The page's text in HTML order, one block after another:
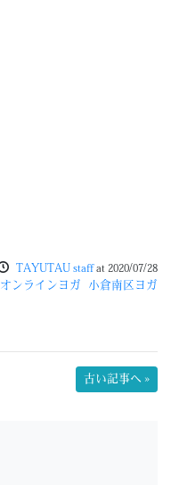
TAYUTAU staffat 2020/07/28
オンラインヨガ
小倉南区ヨガ
古い記事へ »